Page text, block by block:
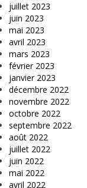
juillet 2023
juin 2023
mai 2023
avril 2023
mars 2023
février 2023
janvier 2023
décembre 2022
novembre 2022
octobre 2022
septembre 2022
août 2022
juillet 2022
juin 2022
mai 2022
avril 2022